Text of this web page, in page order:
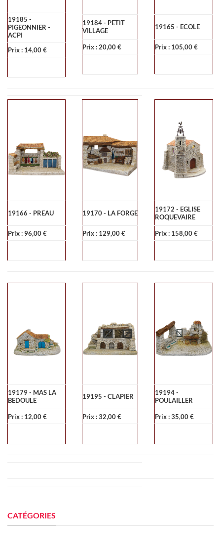
19185 -
PIGEONNIER -
ACPI
Prix : 14,00 €
19184 - PETIT
VILLAGE
Prix : 20,00 €
19165 - ECOLE
Prix : 105,00 €
19166 - PREAU
Prix : 96,00 €
19170 - LA FORGE
Prix : 129,00 €
19172 - EGLISE
ROQUEVAIRE
Prix : 158,00 €
19179 - MAS LA
BEDOULE
Prix : 12,00 €
19195 - CLAPIER
Prix : 32,00 €
19194 -
POULAILLER
Prix : 35,00 €
CATÉGORIES